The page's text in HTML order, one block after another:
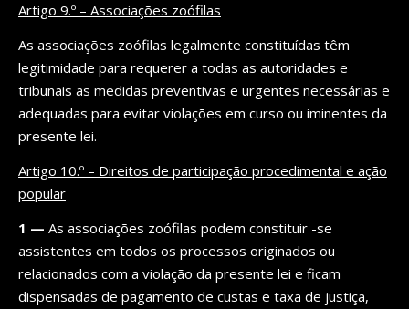
Artigo 9.º – Associações zoófilas
As associações zoófilas legalmente constituídas têm
legitimidade para requerer a todas as autoridades e
tribunais as medidas preventivas e urgentes necessárias e
adequadas para evitar violações em curso ou iminentes da
presente lei.
Artigo 10.º – Direitos de participação procedimental e ação
popular
1 — As associações zoófilas podem constituir -se
assistentes em todos os processos originados ou
relacionados com a violação da presente lei e ficam
dispensadas de pagamento de custas e taxa de justiça,